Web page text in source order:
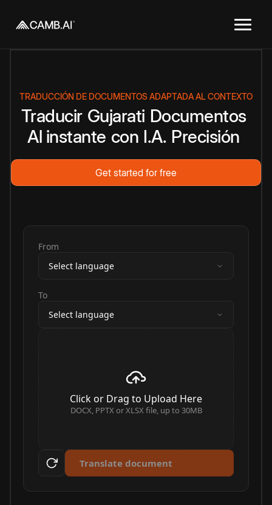
TRADUCCIÓN DE DOCUMENTOS ADAPTADA AL CONTEXTO
Traducir Gujarati Documentos
Al instante con I.A. Precisión
Get started for free
From
Select language
To
Select language
Click or Drag to Upload Here
DOCX, PPTX or XLSX file, up to 30MB
Translate document